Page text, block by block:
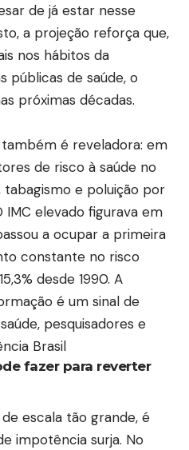
de já estar nesse
a projeção reforça que,
nos hábitos da
públicas de saúde, o
próximas décadas.
é reveladora: em
de risco à saúde no
e poluição por
IMC elevado figurava em
a ocupar a primeira
constante no risco
desde 1990. A
é um sinal de
pesquisadores e
Brasil
fazer para reverter
escala tão grande, é
impotência surja. No